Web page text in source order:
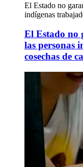
El Estado no
indígenas
El Estado no
las personas
cosechas de